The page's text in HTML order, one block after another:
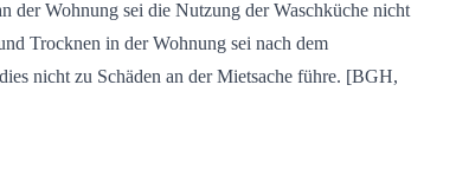
der Wohnung sei die Nutzung der Waschküche nicht
Trocknen in der Wohnung sei nach dem
nicht zu Schäden an der Mietsache führe. [BGH,